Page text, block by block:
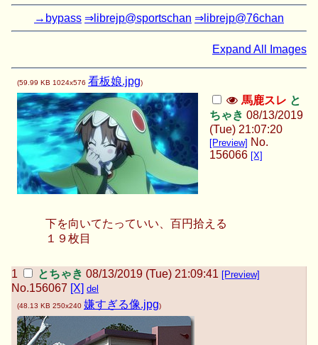
→bypass ⇒librejp@sportschan ⇒librejp@76chan
Expand All Images
(59.99 KB 1024x576 看板娘.jpg)
馬鹿スレ と
ちゃき 08/13/2019
(Tue) 21:07:20
[Preview] No.
156066 [X]
下を向いてたっていい、百円拾える
１９枚目
とちゃき 08/13/2019 (Tue) 21:09:41 [Preview]
No.156067 [X] del
(48.13 KB 250x240 嫌すぎる像.jpg)